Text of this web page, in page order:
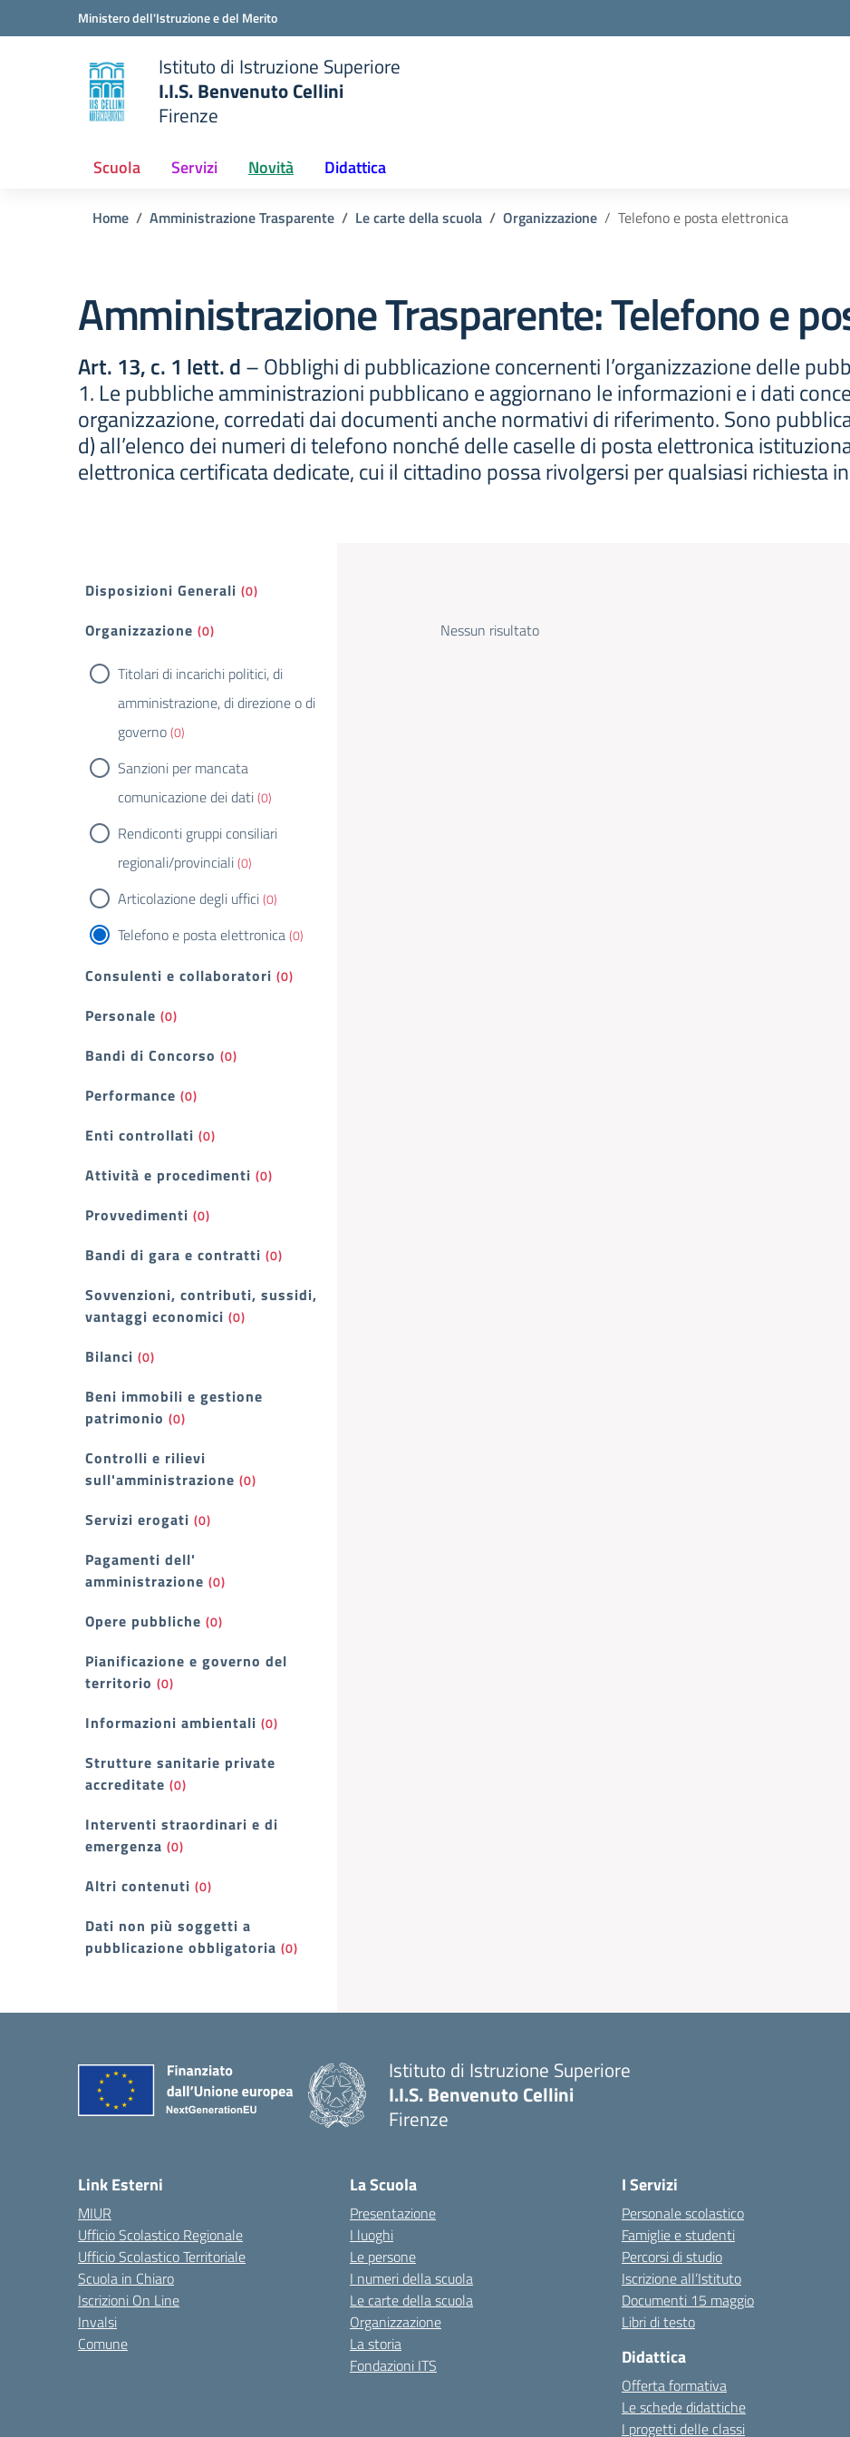
Vai ai contenuti
Vai al menu di navigazioneMinistero dell'Istruzione e del Merito
scuola
Istituto di Istruzione Superiore
I.I.S. Benvenuto Cellini
Firenze
Scuola Servizi Novità Didattica
Home Amministrazione Trasparente Le carte della scuola Organizzazione Telefono e posta elettronica
Amministrazione Trasparente:Telefono e
Art. 13, c. 1 lett. d– Obblighi di pubblicazione concernenti l’organizzazione delle
1. Le pubbliche amministrazioni pubblicano e aggiornano le informazioni e i dati
organizzazione, corredati dai documenti anche normativi di riferimento. Sono
d) all’elenco dei numeri di telefono nonché delle caselle di posta elettronica
elettronica certificata dedicate, cui il cittadino possa rivolgersi per qualsiasi richiesta
Filtri
Disposizioni Generali (0)
Organizzazione (0)
Titolari di incarichi politici, di
amministrazione, di direzione o di
governo(0)
Sanzioni per mancata
comunicazione dei dati(0)
Rendiconti gruppi consiliari
regionali/provinciali(0)
Articolazione degli uffici(0)
Telefono e posta elettronica(0)
Consulenti e collaboratori (0)
Personale (0)
Bandi di Concorso (0)
Performance (0)
Enti controllati (0)
Attività e procedimenti (0)
Provvedimenti (0)
Bandi di gara e contratti (0)
Sovvenzioni, contributi, sussidi,
vantaggi economici (0)
Bilanci (0)
Beni immobili e gestione
patrimonio (0)
Controlli e rilievi
sull'amministrazione (0)
Servizi erogati (0)
Pagamenti dell'
amministrazione (0)
Opere pubbliche (0)
Pianificazione e governo del
territorio (0)
Informazioni ambientali (0)
Strutture sanitarie private
accreditate (0)
Interventi straordinari e di
emergenza (0)
Altri contenuti (0)
Dati non più soggetti a
pubblicazione obbligatoria (0)
Nessun risultato
Istituto di Istruzione Superiore
I.I.S. Benvenuto Cellini
Firenze
Link Esterni
MIUR
Ufficio Scolastico Regionale
Ufficio Scolastico Territoriale
Scuola in Chiaro
Iscrizioni On Line
Invalsi
Comune
La Scuola
Presentazione
I luoghi
Le persone
I numeri della scuola
Le carte della scuola
Organizzazione
La storia
Fondazioni ITS
I Servizi
Personale scolastico
Famiglie e studenti
Percorsi di studio
Iscrizione all’Istituto
Documenti 15 maggio
Libri di testo
Didattica
Offerta formativa
Le schede didattiche
I progetti delle classi